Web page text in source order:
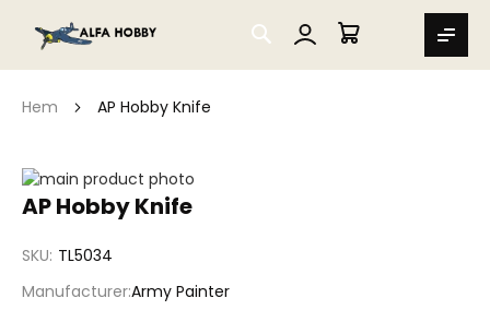
SEARCH
MIN VARUKORG
Hem AP Hobby Knife
AP Hobby Knife
SKU TL5034
ManufacturerArmy Painter
Hoppa
till
bildgalleriet
Hoppa
av
bildgalleriet